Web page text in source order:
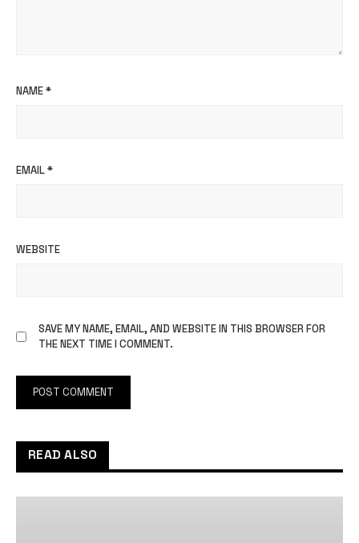
NAME*
EMAIL*
WEBSITE
SAVE MY NAME, EMAIL, AND WEBSITE IN THIS BROWSER FOR
THE NEXT TIME I COMMENT.
READ ALSO